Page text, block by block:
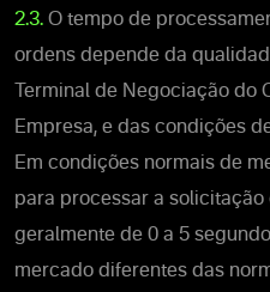
2.3. O tempo de
ordens depende da
Terminal de Negociação do
Empresa, e das condições
Em condições normais de
para processar a
geralmente de 0 a 5
mercado diferentes das